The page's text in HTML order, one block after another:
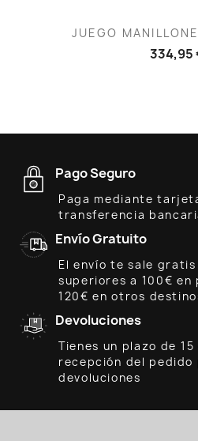
JUEGO
334,95
Pago Seguro
Paga mediante
transferencia
Envío Gratuito
El envío te sale
superiores a 100€ en
120€ en otros
Devoluciones
Tienes un plazo de
recepción del pedido
devoluciones